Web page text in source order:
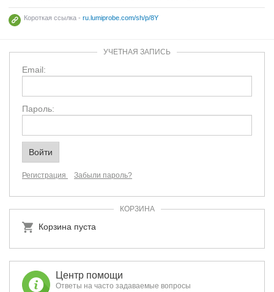
Короткая ссылка - ru.lumiprobe.com/sh/p/8Y
УЧЕТНАЯ ЗАПИСЬ
Email:
Пароль:
Регистрация Забыли пароль?
КОРЗИНА
Корзина пуста
Центр помощи
Ответы на часто задаваемые вопросы